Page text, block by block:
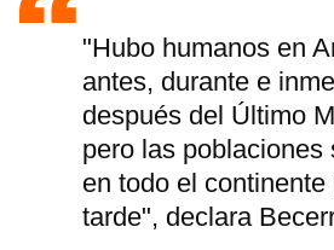
"Hubo humanos en
antes, durante e
después del Último
pero las poblaciones
en todo el
tarde", declara